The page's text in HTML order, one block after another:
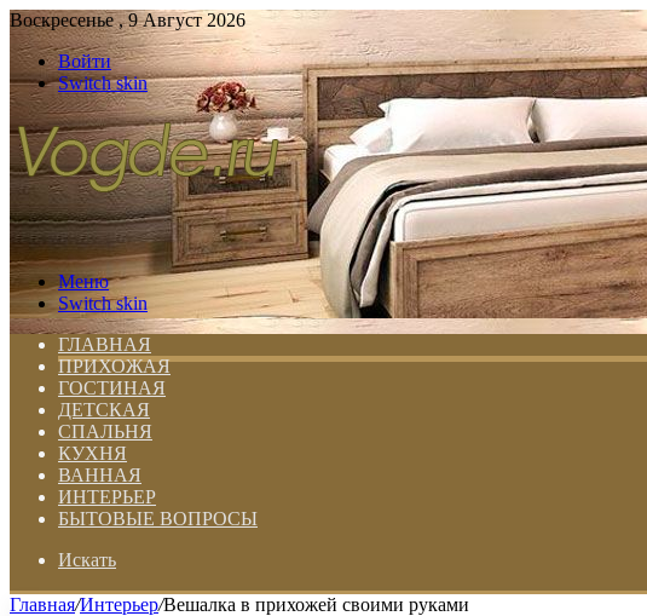
Воскресенье , 9 Август 2026
Войти
Switch skin
Меню
Switch skin
ГЛАВНАЯ
ПРИХОЖАЯ
ГОСТИНАЯ
ДЕТСКАЯ
СПАЛЬНЯ
КУХНЯ
ВАННАЯ
ИНТЕРЬЕР
БЫТОВЫЕ ВОПРОСЫ
Искать
Главная/Интерьер/Вешалка в прихожей своими руками